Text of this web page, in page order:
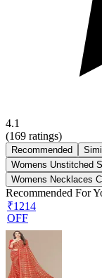
4.1
(169 ratings)
Recommended
Womens Unstitched
Womens Necklaces
Recommended For
₹1214
OFF